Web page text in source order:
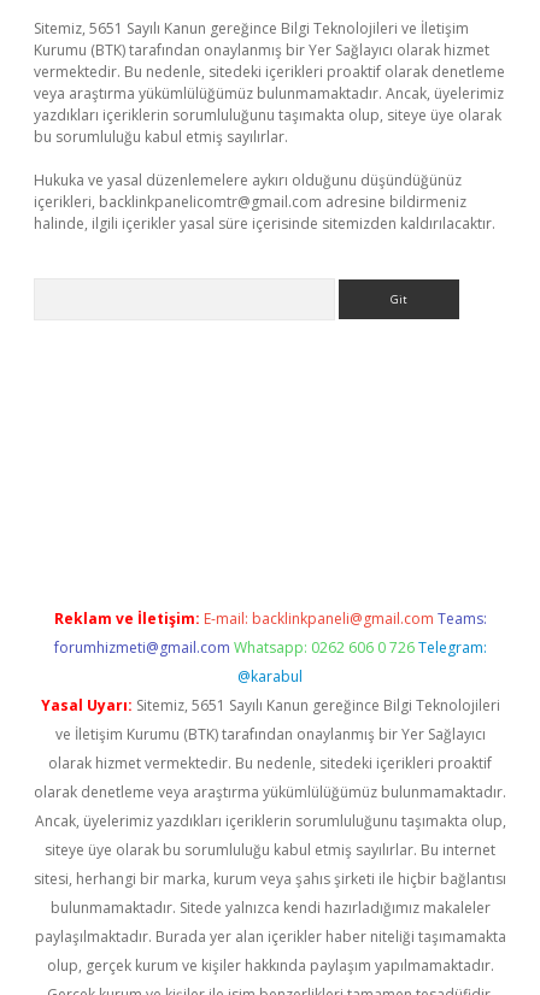
Sitemiz, 5651 Sayılı Kanun gereğince Bilgi Teknolojileri ve İletişim
Kurumu (BTK) tarafından onaylanmış bir Yer Sağlayıcı olarak hizmet
vermektedir. Bu nedenle, sitedeki içerikleri proaktif olarak denetleme
veya araştırma yükümlülüğümüz bulunmamaktadır. Ancak, üyelerimiz
yazdıkları içeriklerin sorumluluğunu taşımakta olup, siteye üye olarak
bu sorumluluğu kabul etmiş sayılırlar.
Hukuka ve yasal düzenlemelere aykırı olduğunu düşündüğünüz
içerikleri, backlinkpanelicomtr@gmail.com adresine bildirmeniz
halinde, ilgili içerikler yasal süre içerisinde sitemizden kaldırılacaktır.
Reklam ve İletişim: E-mail: backlinkpaneli@gmail.com Teams:
forumhizmeti@gmail.com Whatsapp: 0262 606 0 726 Telegram:
@karabul
Yasal Uyarı: Sitemiz, 5651 Sayılı Kanun gereğince Bilgi Teknolojileri
ve İletişim Kurumu (BTK) tarafından onaylanmış bir Yer Sağlayıcı
olarak hizmet vermektedir. Bu nedenle, sitedeki içerikleri proaktif
olarak denetleme veya araştırma yükümlülüğümüz bulunmamaktadır.
Ancak, üyelerimiz yazdıkları içeriklerin sorumluluğunu taşımakta olup,
siteye üye olarak bu sorumluluğu kabul etmiş sayılırlar. Bu internet
sitesi, herhangi bir marka, kurum veya şahıs şirketi ile hiçbir bağlantısı
bulunmamaktadır. Sitede yalnızca kendi hazırladığımız makaleler
paylaşılmaktadır. Burada yer alan içerikler haber niteliği taşımamakta
olup, gerçek kurum ve kişiler hakkında paylaşım yapılmamaktadır.